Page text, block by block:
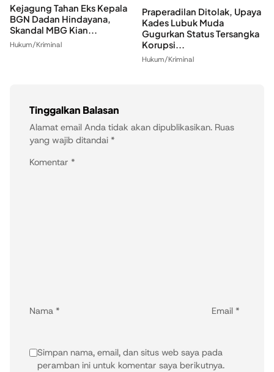
Kejagung Tahan Eks Kepala
BGN Dadan Hindayana,
Skandal MBG Kian...
Hukum/Kriminal
Praperadilan Ditolak, Upaya
Kades Lubuk Muda
Gugurkan Status Tersangka
Korupsi...
Hukum/Kriminal
Tinggalkan Balasan
Alamat email Anda tidak akan dipublikasikan. Ruas
yang wajib ditandai *
Komentar *
Nama * Email *
Simpan nama, email, dan situs web saya pada
peramban ini untuk komentar saya berikutnya.